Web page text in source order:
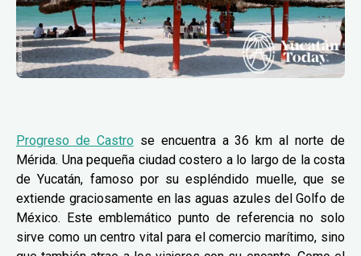
Progreso de Castrose encuentra a 36 km al norte de
Mérida. Una pequeña ciudad costero a lo largo de la costa
de Yucatán, famoso por su espléndido muelle, que se
extiende graciosamente en las aguas azules del Golfo de
México. Este emblemático punto de referencia no solo
sirve como un centro vital para el comercio marítimo, sino